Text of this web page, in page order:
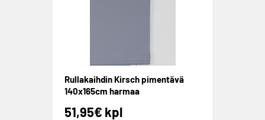
Rullakaihdin Kirsch pimentävä
140x165cm harmaa
51,95€ kpl